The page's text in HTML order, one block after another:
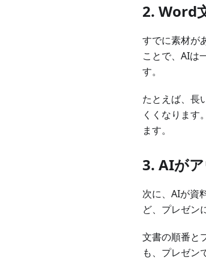
2. Word
すでに素材が
ことで、AIは
す。
たとえば、長
くくなります
ます。
3. AIが
次に、AIが資
ど、プレゼン
文書の順番と
も、プレゼン